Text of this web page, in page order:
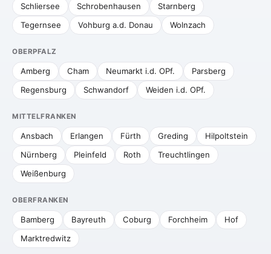
Schliersee
Schrobenhausen
Starnberg
Tegernsee
Vohburg a.d. Donau Wolnzach
OBERPFALZ
Amberg Cham Neumarkt i.d. OPf.
Parsberg
Regensburg
Schwandorf Weiden i.d. OPf.
MITTELFRANKEN
Ansbach Erlangen Fürth Greding
Hilpoltstein
Nürnberg
Pleinfeld Roth
Treuchtlingen
Weißenburg
OBERFRANKEN
Bamberg Bayreuth Coburg Forchheim
Hof
Marktredwitz